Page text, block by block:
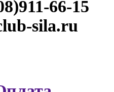
66-15
sila.ru